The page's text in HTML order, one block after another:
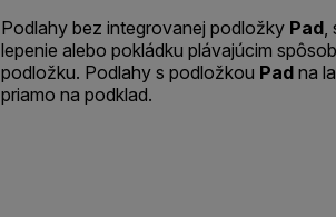
Podlahy bez integrovanej podložky Pad
lepenie alebo pokládku plávajúcim
podložku. Podlahy s podložkou Pad na
priamo na podklad.